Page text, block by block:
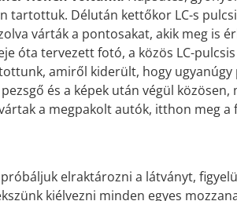
tartottuk. Délután kettőkor LC-s
várták a pontosakat, akik meg is
óta tervezett fotó, a közös LC-
amiről kiderült, hogy
és a képek után végül
a megpakolt autók, itthon meg
elraktározni a látványt,
kiélvezni minden egyes